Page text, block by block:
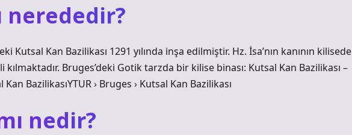
nerededir?
Kutsal Kan Bazilikası 1291 yılında inşa edilmiştir. Hz. İsa’nın kanının kilisede
kılmaktadır. Bruges’deki Gotik tarzda bir kilise binası: Kutsal Kan Bazilikası –
Kan BazilikasıYTUR › Bruges › Kutsal Kan Bazilikası
nedir?